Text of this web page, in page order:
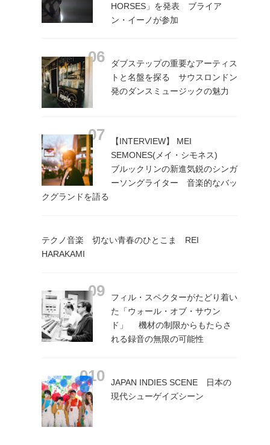
HORSES」を発表 ブライア
ン・イーノが参加
ダブステップの重要なアーティス
トと名盤を探る サウスロンドン
発のダンスミュージックの魅力
【INTERVIEW】 MEI
SEMONES(メイ・シモネス)
ブルックリンの新進気鋭のシンガ
ーソングライター 音楽的なバッ
クグランドを語る
テクノ音楽 切ない青春のひとこま REI
HARAKAMI
フィル・スペクターがたどり着い
た「ウォール・オブ・サウン
ド」 機材の制限からもたらさ
れる録音の無限の可能性
JAPAN INDIES SCENE 日本の
現代シューゲイズシーン